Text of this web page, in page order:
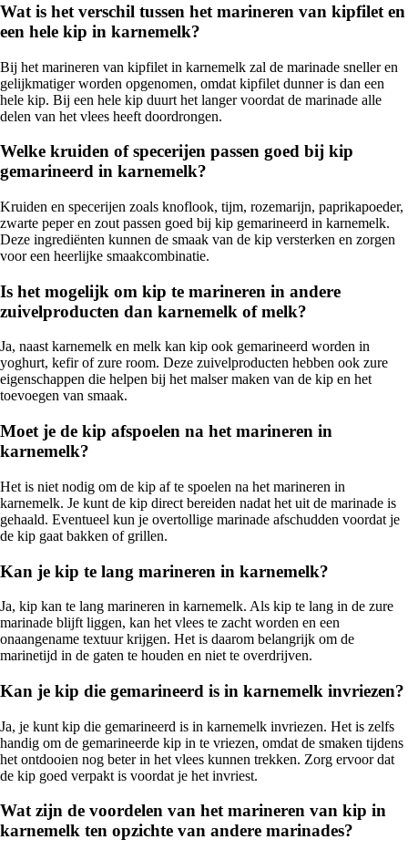
Wat is het verschil tussen het marineren van kipfilet en
een hele kip in karnemelk?
Bij het marineren van kipfilet in karnemelk zal de marinade sneller en
gelijkmatiger worden opgenomen, omdat kipfilet dunner is dan een
hele kip. Bij een hele kip duurt het langer voordat de marinade alle
delen van het vlees heeft doordrongen.
Welke kruiden of specerijen passen goed bij kip
gemarineerd in karnemelk?
Kruiden en specerijen zoals knoflook, tijm, rozemarijn, paprikapoeder,
zwarte peper en zout passen goed bij kip gemarineerd in karnemelk.
Deze ingrediënten kunnen de smaak van de kip versterken en zorgen
voor een heerlijke smaakcombinatie.
Is het mogelijk om kip te marineren in andere
zuivelproducten dan karnemelk of melk?
Ja, naast karnemelk en melk kan kip ook gemarineerd worden in
yoghurt, kefir of zure room. Deze zuivelproducten hebben ook zure
eigenschappen die helpen bij het malser maken van de kip en het
toevoegen van smaak.
Moet je de kip afspoelen na het marineren in
karnemelk?
Het is niet nodig om de kip af te spoelen na het marineren in
karnemelk. Je kunt de kip direct bereiden nadat het uit de marinade is
gehaald. Eventueel kun je overtollige marinade afschudden voordat je
de kip gaat bakken of grillen.
Kan je kip te lang marineren in karnemelk?
Ja, kip kan te lang marineren in karnemelk. Als kip te lang in de zure
marinade blijft liggen, kan het vlees te zacht worden en een
onaangename textuur krijgen. Het is daarom belangrijk om de
marinetijd in de gaten te houden en niet te overdrijven.
Kan je kip die gemarineerd is in karnemelk invriezen?
Ja, je kunt kip die gemarineerd is in karnemelk invriezen. Het is zelfs
handig om de gemarineerde kip in te vriezen, omdat de smaken tijdens
het ontdooien nog beter in het vlees kunnen trekken. Zorg ervoor dat
de kip goed verpakt is voordat je het invriest.
Wat zijn de voordelen van het marineren van kip in
karnemelk ten opzichte van andere marinades?